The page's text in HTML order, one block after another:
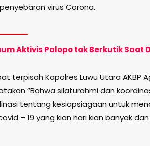
virus Corona.
Aktivis Palopo tak Berkutik Saat
terpisah Kapolres Luwu Utara AKBP
“Bahwa silaturahmi dan
tentang kesiapsiagaan untuk
– 19 yang kian hari kian banyak